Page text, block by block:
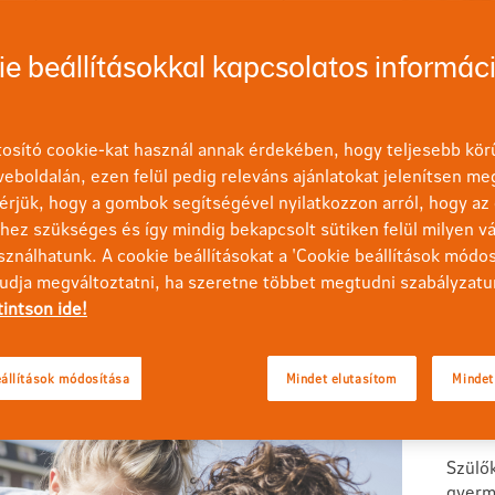
Egészség Megtakarítás Futás
eszköz a pénzügyi stabilitás megteremtéséhez.
családi költségvetést, amely segít a
tervezésében.
A
beállításokkal kapcsolatos
cookie-kat használ annak érdekében, hogy teljesebb
ezen felül pedig releváns ajánlatokat jelenítsen
hogy a gombok segítségével nyilatkozzon arról, hogy az
szükséges és így mindig bekapcsolt sütiken felül milyen
A cookie beállításokat a 'Cookie beállítások
megváltoztatni, ha szeretne többet megtudni
ide!
Mindet elutasítom
módosítása